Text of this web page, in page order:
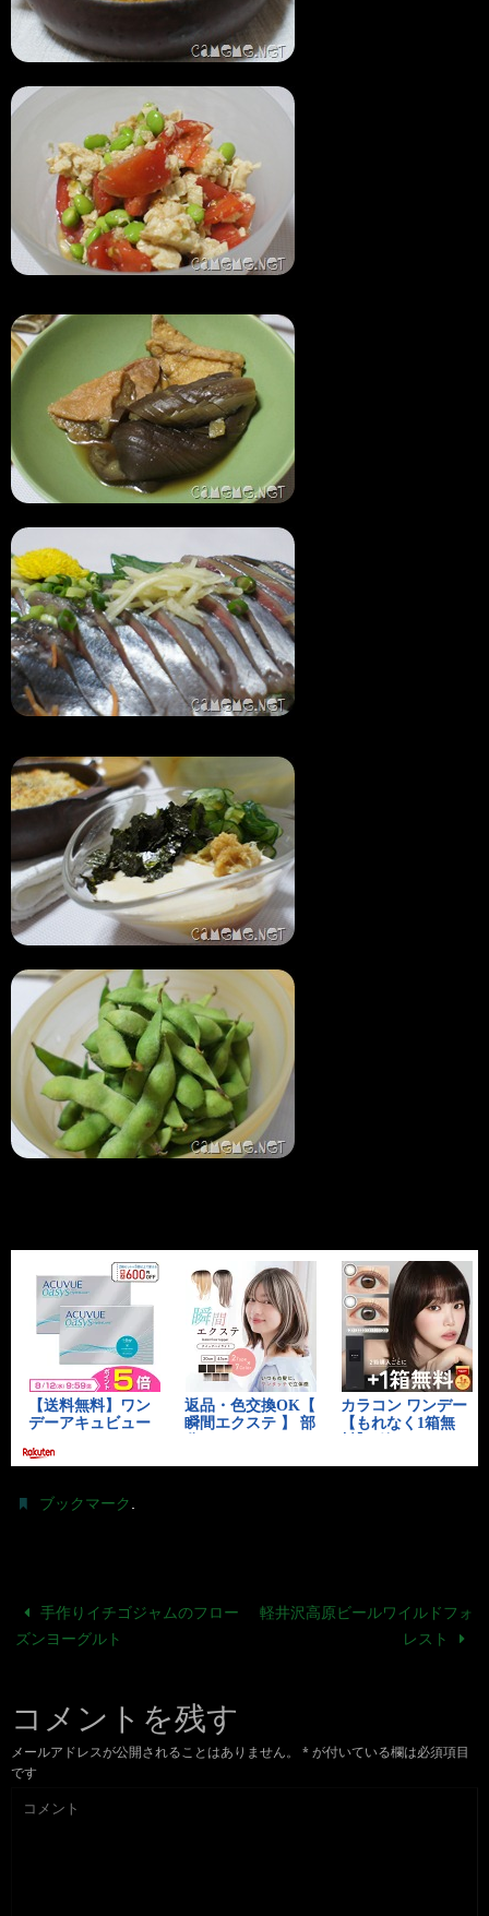
ブックマーク.
手作りイチゴジャムのフロー
ズンヨーグルト
軽井沢高原ビールワイルドフォ
レスト
コメントを残す
メールアドレスが公開されることはありません。 * が付いている欄は必須項目
です